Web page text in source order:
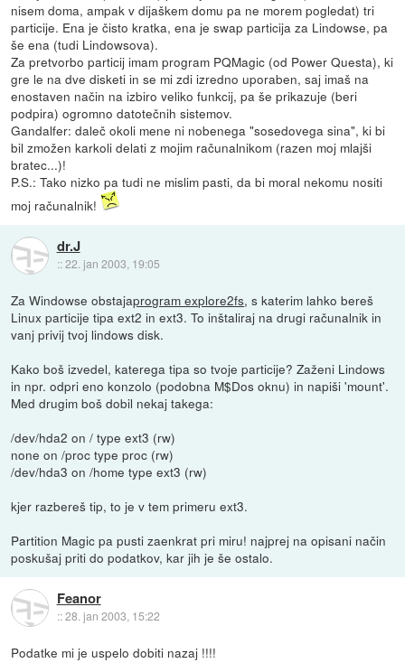
nisem doma, ampak v dijaškem domu pa ne morem pogledat) tri
particije. Ena je čisto kratka, ena je swap particija za Lindowse, pa
še ena (tudi Lindowsova).
Za pretvorbo particij imam program PQMagic (od Power Questa), ki
gre le na dve disketi in se mi zdi izredno uporaben, saj imaš na
enostaven način na izbiro veliko funkcij, pa še prikazuje (beri
podpira) ogromno datotečnih sistemov.
Gandalfer: daleč okoli mene ni nobenega "sosedovega sina", ki bi
bil zmožen karkoli delati z mojim računalnikom (razen moj mlajši
bratec...)!
P.S.: Tako nizko pa tudi ne mislim pasti, da bi moral nekomu nositi
moj računalnik!
dr.J
::22. jan 2003, 19:05
Za Windowse obstajaprogram explore2fs, s katerim lahko bereš
Linux particije tipa ext2 in ext3. To inštaliraj na drugi računalnik in
vanj privij tvoj lindows disk.
Kako boš izvedel, katerega tipa so tvoje particije? Zaženi Lindows
in npr. odpri eno konzolo (podobna M$Dos oknu) in napiši 'mount'.
Med drugim boš dobil nekaj takega:
/dev/hda2 on / type ext3 (rw)
none on /proc type proc (rw)
/dev/hda3 on /home type ext3 (rw)
kjer razbereš tip, to je v tem primeru ext3.
Partition Magic pa pusti zaenkrat pri miru! najprej na opisani način
poskušaj priti do podatkov, kar jih je še ostalo.
Feanor
::28. jan 2003, 15:22
Podatke mi je uspelo dobiti nazaj !!!!